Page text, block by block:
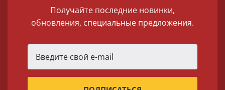
Получайте последние новинки,
обновления, специальные предложения.